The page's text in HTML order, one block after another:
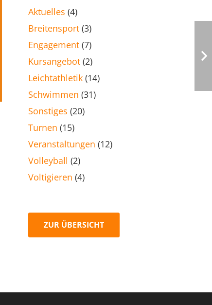
Aktuelles (4)
Breitensport(3)
Engagement(7)
Kursangebot(2)
Leichtathletik(14)
Schwimmen (31)
Sonstiges (20)
Turnen (15)
Veranstaltungen (12)
Volleyball (2)
Voltigieren (4)
ZUR ÜBERSICHT